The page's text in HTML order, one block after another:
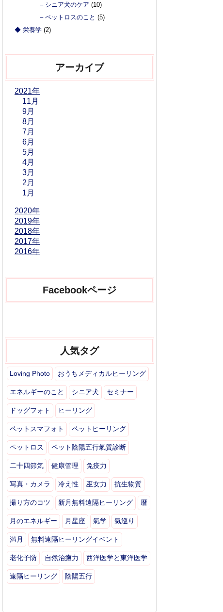
– シニア犬のケア (10)
– ペットロスのこと (5)
◆ 栄養学 (2)
アーカイブ
2021年
11月
9月
8月
7月
6月
5月
4月
3月
2月
1月
2020年
2019年
2018年
2017年
2016年
Facebookページ
人気タグ
Loving Photo おうちメディカルヒーリング
エネルギーのこと シニア犬 セミナー
ドッグフォト ヒーリング
ペットスマフォト ペットヒーリング
ペットロス ペット陰陽五行氣質診断
二十四節気 健康管理 免疫力
写真・カメラ 冷え性 巫女力 抗生物質
撮り方のコツ 新月無料遠隔ヒーリング 暦
月のエネルギー 月星座 氣学 氣巡り
満月 無料遠隔ヒーリングイベント
老化予防 自然治癒力 西洋医学と東洋医学
遠隔ヒーリング 陰陽五行